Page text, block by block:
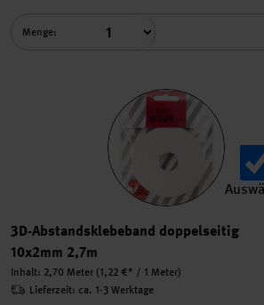
Menge:
3D-Abstandsklebeband doppelseitig
10x2mm 2,7m
Inhalt: 2,70 Meter (1,22 €* / 1 Meter)
Lieferzeit: ca. 1-3 Werktage